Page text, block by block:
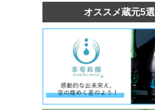
オススメ蔵元5選